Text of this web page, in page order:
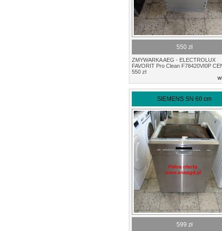
550 zł
ZMYWARKA AEG - ELECTROLUX
FAVORIT Pro Clean F78420VI0P
550 zł
SIEMENS SN 60 cm
599 zł